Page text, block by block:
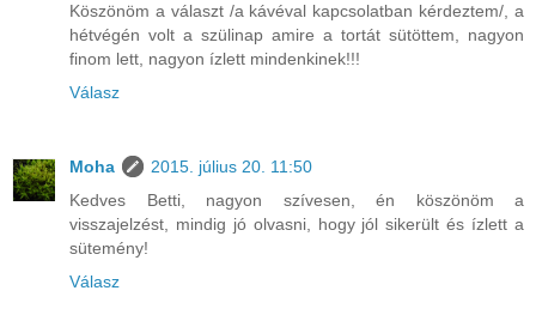
Köszönöm a választ /a kávéval kapcsolatban kérdeztem/, a
hétvégén volt a szülinap amire a tortát sütöttem, nagyon
finom lett, nagyon ízlett mindenkinek!!!
Válasz
Moha
2015. július 20. 11:50
Kedves Betti, nagyon szívesen, én köszönöm a
visszajelzést, mindig jó olvasni, hogy jól sikerült és ízlett a
sütemény!
Válasz